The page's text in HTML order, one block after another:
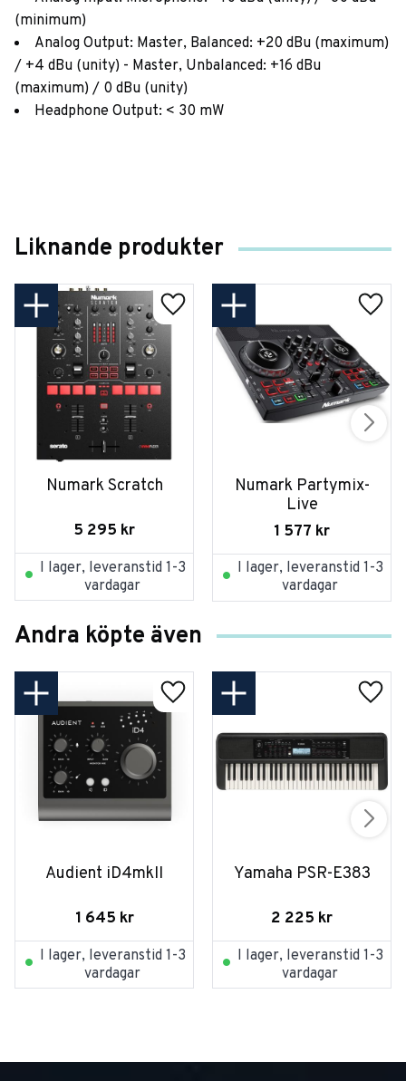
(minimum)
Analog Output: Master, Balanced: +20 dBu (maximum)
/ +4 dBu (unity) - Master, Unbalanced: +16 dBu
(maximum) / 0 dBu (unity)
Headphone Output: < 30 mW
Liknande produkter
Numark Scratch
5 295 kr
I lager, leveranstid 1-3
vardagar
Numark Partymix-
Live
1 577 kr
I lager, leveranstid 1-3
vardagar
Andra köpte även
Audient iD4mkII
1 645 kr
I lager, leveranstid 1-3
vardagar
Yamaha PSR-E383
2 225 kr
I lager, leveranstid 1-3
vardagar